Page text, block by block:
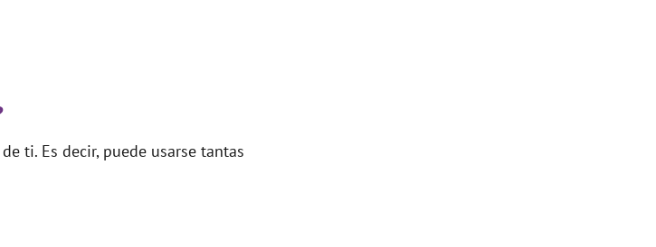
ti. Es decir, puede usarse tantas